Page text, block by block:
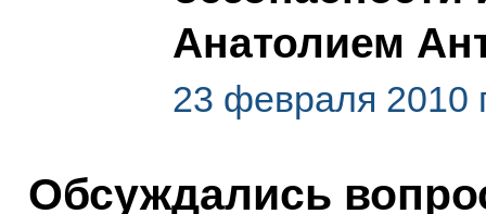
Анатолием
23 февраля 2010
Обсуждались